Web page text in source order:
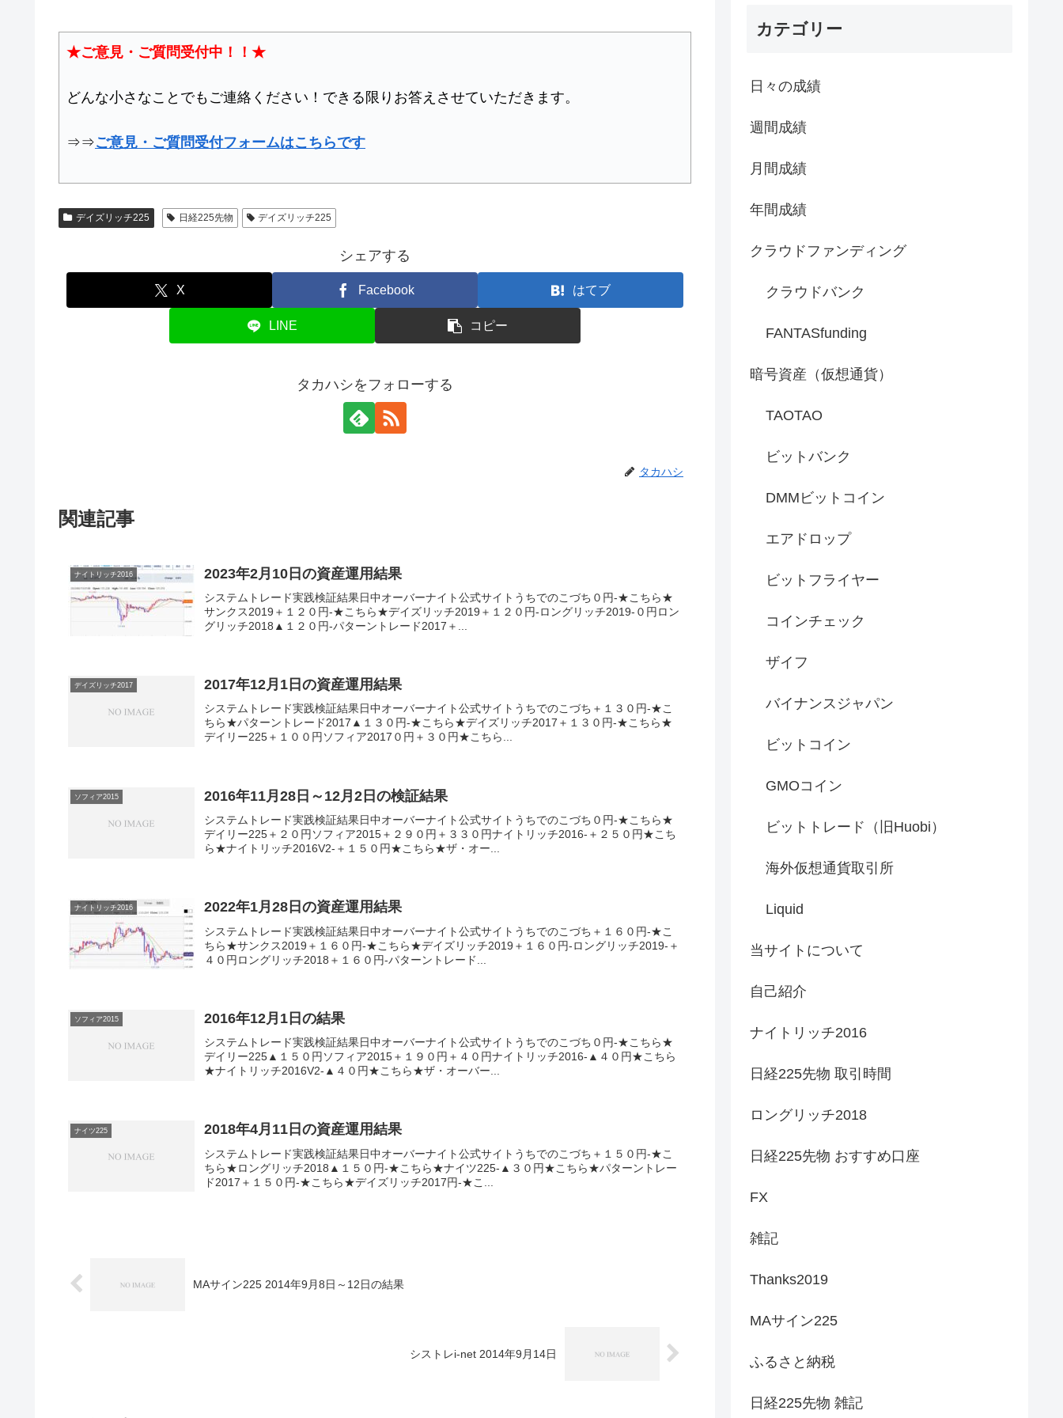
★ご意見・ご質問受付中！！★
どんな小さなことでもご連絡ください！できる限りお答えさせていただきます。
⇒⇒ご意見・ご質問受付フォームはこちらです
デイズリッチ225 日経225先物 デイズリッチ225
シェアする
X Facebook はてブ
LINE コピー
タカハシをフォローする
タカハシ
関連記事
ナイトリッチ2016 2023年2月10日の資産運用結果
システムトレード実践検証結果日中オーバーナイト公式サイトうちでのこづち０円-★こちら★
サンクス2019＋１２０円-★こちら★デイズリッチ2019＋１２０円-ロングリッチ2019-０円ロン
グリッチ2018▲１２０円-パターントレード2017＋...
デイズリッチ2017 2017年12月1日の資産運用結果
システムトレード実践検証結果日中オーバーナイト公式サイトうちでのこづち＋１３０円-★こ
ちら★パターントレード2017▲１３０円-★こちら★デイズリッチ2017＋１３０円-★こちら★
デイリー225＋１００円ソフィア2017０円＋３０円★こちら...
ソフィア2015 2016年11月28日～12月2日の検証結果
システムトレード実践検証結果日中オーバーナイト公式サイトうちでのこづち０円-★こちら★
デイリー225＋２０円ソフィア2015＋２９０円＋３３０円ナイトリッチ2016-＋２５０円★こち
ら★ナイトリッチ2016V2-＋１５０円★こちら★ザ・オー...
ナイトリッチ2016 2022年1月28日の資産運用結果
システムトレード実践検証結果日中オーバーナイト公式サイトうちでのこづち＋１６０円-★こ
ちら★サンクス2019＋１６０円-★こちら★デイズリッチ2019＋１６０円-ロングリッチ2019-＋
４０円ロングリッチ2018＋１６０円-パターントレード...
ソフィア2015 2016年12月1日の結果
システムトレード実践検証結果日中オーバーナイト公式サイトうちでのこづち０円-★こちら★
デイリー225▲１５０円ソフィア2015＋１９０円＋４０円ナイトリッチ2016-▲４０円★こちら
★ナイトリッチ2016V2-▲４０円★こちら★ザ・オーバー...
ナイツ225 2018年4月11日の資産運用結果
システムトレード実践検証結果日中オーバーナイト公式サイトうちでのこづち＋１５０円-★こ
ちら★ロングリッチ2018▲１５０円-★こちら★ナイツ225-▲３０円★こちら★パターントレー
ド2017＋１５０円-★こちら★デイズリッチ2017円-★こ...
MAサイン225 2014年9月8日～12日の結果
シストレi-net 2014年9月14日
カテゴリー
日々の成績
週間成績
月間成績
年間成績
クラウドファンディング
クラウドバンク
FANTASfunding
暗号資産（仮想通貨）
TAOTAO
ビットバンク
DMMビットコイン
エアドロップ
ビットフライヤー
コインチェック
ザイフ
バイナンスジャパン
ビットコイン
GMOコイン
ビットトレード（旧Huobi）
海外仮想通貨取引所
Liquid
当サイトについて
自己紹介
ナイトリッチ2016
日経225先物 取引時間
ロングリッチ2018
日経225先物 おすすめ口座
FX
雑記
Thanks2019
MAサイン225
ふるさと納税
日経225先物 雑記